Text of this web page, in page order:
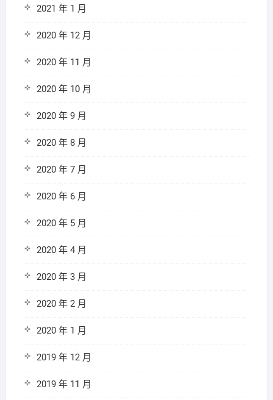
2021 年 1 月
2020 年 12 月
2020 年 11 月
2020 年 10 月
2020 年 9 月
2020 年 8 月
2020 年 7 月
2020 年 6 月
2020 年 5 月
2020 年 4 月
2020 年 3 月
2020 年 2 月
2020 年 1 月
2019 年 12 月
2019 年 11 月